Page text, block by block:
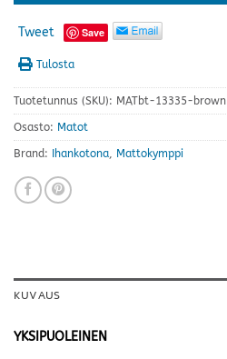
Tweet Save
Tulosta
Tuotetunnus (SKU): MATbt-13335-brown
Osasto: Matot
Brand: Ihankotona, Mattokymppi
KUVAUS
YKSIPUOLEINEN